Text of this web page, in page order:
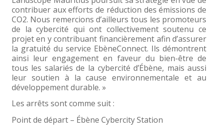
contribuer aux efforts de réduction des émissions de
CO2. Nous remercions d’ailleurs tous les promoteurs
de la cybercité qui ont collectivement soutenu ce
projet en y contribuant financièrement afin d’assurer
la gratuité du service EbèneConnect. Ils démontrent
ainsi leur engagement en faveur du bien-être de
tous les salariés de la cybercité d’Ébène, mais aussi
leur soutien à la cause environnementale et au
développement durable. »
Les arrêts sont comme suit :
Point de départ – Ébène Cybercity Station